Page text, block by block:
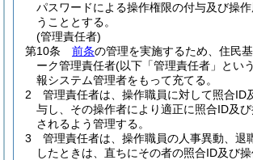
パスワードによる操作権限の付与及び操
うこととする。
(管理責任者)
第10条
前条の管理を実施するため、住民
ーク管理責任者(以下「管理責任者」とい
報システム管理者をもって充てる。
2
管理責任者は、操作職員に対して照合ID
与し、その操作者により適正に照合ID及
されるよう管理する。
3
管理責任者は、操作職員の人事異動、退
したときは、直ちにその者の照合ID及び